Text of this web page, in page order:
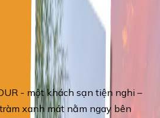
Khóm 4, TT. Tràm Chim, Tam
- một khách sạn tiện nghi –
xanh mát nằm ngay bên